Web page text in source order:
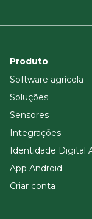
Produto
Software agrícola
Soluções
Sensores
Integrações
Identidade Digital
App Android
Criar conta